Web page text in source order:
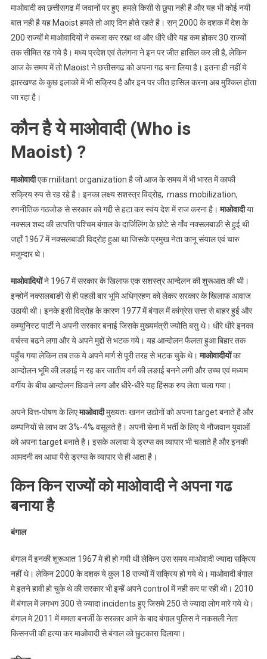
से
छत्तीसगढ
तक:
कैसे
माओवादी
ने
किया
माओवादी का छत्तीसगढ में जवानों पर हुए हमले किसी से छुपा नही है और यह भी कोई नयी
बात नही है यह Maoist हमले तो आए दिन होते रहते है। सन् 2000 के दशक में देश के
200 राज्यों मे माओवादियों ने कब्जा कर रखा था और धीरे धीरे यह कम होकर 30 राज्यों
तक सीमित रह गये है। मध्य प्रदेश एवं तेलंगना ने इन पर जीत हासिल कर ली है, लेकिन
आज के समय में तो Maoist ने छत्तीसगढ को अपना गढ बना लिया है। इतना ही नहीं ये
झारखण्ड के कुछ इलाको में भी सक्रिय है और इन पर जीत हासिल करना अब मुश्किल होता
जा रहा है।
कौन है ये माओवादी (Who is
Maoist) ?
माओवादीएक militant organization है जो आज के समय में भी भारत में काफी
सक्रिय रुप से रह रहे है। इनका लक्ष्य सशस्त्र विद्रोह, mass mobilization,
रणनीतिक गठजोङ से सरकार को गद्दी से हटा कर स्वंय देश में राज करना है।माओवादीया
नक्सल शब्द की उत्पत्ति पश्चिम बंगाल के दार्जिलिंग के छोटे से गाँव नक्सलबाङी से हुई थी
जहाँ 1967 में नक्सलबाङी विद्रोह हुआ था जिसके प्रमुख नेता कानू संयाल एवं चारु
मजुम्दार थे।
माओवादियोंने 1967 में सरकार के खिलाफ एक सशस्त्र आन्देलन की शुरूआत की थी।
इन्होनें नक्सलबाङी से ही पहली बार भूमि अधिग्रहण को लेकर सरकार के खिलाफ आवाज
उठायी थी। इनके इसी विद्रोह के कारण 1977 में बंगाल में कांग्रेस सत्ता से बाहर हुई और
कम्युनिस्ट पार्टी ने अपनी सरकार बनाई जिसके मुख्यमंत्री ज्योति बसु थे। धीरे धीरे इनका
वर्चस्व बढने लगा और ये अपने मुद्दों से भटक गये। यह आन्दोलन फैलता हुआ बिहार तक
पहुँच गया लेकिन तब तक ये अपने मार्ग से पूरी तरह से भटक चुके थे।माओवादीयोंका
आन्दोलन भूमि की लङाई न रह कर जातीय वर्ग की लङाई बनने लगी और उच्च एवं मध्यम
वर्गीय के बीच आन्दोलन छिङने लगा और धीरे-धीरे यह हिंसक रुप लेता चला गया।
अपने वित्त-पोषण के लिएमाओवादीमुख्यतः खनन उद्योगों को अपना target बनाते है और
कम्पनियों से लाभ का 3%-4% वसूलते है। अपनी सेना में भर्ती के लिए ये नौजवान युवाओं
को अपना target बनाते है। इसके अलावा ये ड्रग्स का व्यापार भी चलाते है और इनकी
आमदनी का आधा पैसे ड्रग्स के व्यापार से ही आता है।
किन किन राज्यों को माओवादी ने अपना गढ
बनाया है
बंगाल
बंगाल में इनकी शुरूआत 1967 मे ही हो गयी थी लेकिन उस समय माओवादी ज्यादा सक्रिय
नहीं थे। लेकिन 2000 के दशक ये कुल 18 राज्यों में सक्रिय हो गये थे। माओवादी बंगाल
मे इतने हावी हो चुके थे की सरकार भी इन्हें अपने control में नही कर पा रही थी। 2010
में बंगाल में लगभग 300 से ज्यादा incidents हुए जिसमे 250 से ज्यादा लोग मारे गये थे।
बंगाल मे 2011 में ममता बनर्जी के सरकार आने के बाद बंगाल पुलिस ने नकसली नेता
किसनजी की हत्या कर माओवादी से बंगाल को छुटकारा दिलाया।